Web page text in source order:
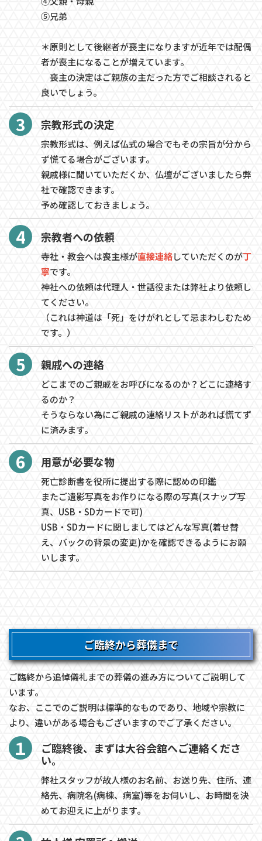
⑤兄弟
＊原則として後継者が喪主になりますが近年では配偶
者が喪主になることが増えています。
喪主の決定はご親族の主だった方でご相談されると
良いでしょう。
3 宗教形式の決定
宗教形式は、例えば仏式の場合でもその宗旨が分から
ず慌てる場合がございます。
親戚様に聞いていただくか、仏壇がございましたら弊
社で確認できます。
​​​​​​​予め確認しておきましょう。
4 宗教者への依頼
寺社・教会へは喪主様が直接連絡していただくのが丁
寧です。
神社への依頼は代理人・世話役または弊社より依頼し
てください。
（これは神道は「死」をけがれとして忌まわしむため
です。）
5 親戚への連絡
どこまでのご親戚をお呼びになるのか？どこに連絡す
るのか？
そうならない為にご親戚の連絡リストがあれば慌てず
に済みます。
6 用意が必要な物
死亡診断書を役所に提出する際に認めの印鑑
またご遺影写真をお作りになる際の写真(スナップ写
真、USB・SDカードで可)
USB・SDカードに関しましてはどんな写真(着せ替
え、バックの背景の変更)かを確認できるようにお願
いします。
ご臨終から葬儀まで
ご臨終から追悼儀礼までの葬儀の進み方についてご説明して
います。
なお、ここでのご説明は標準的なものであり、地域や宗教に
より、違いがある場合もございますのでご了承ください。
１
ご臨終後、まずは大谷会舘へご連絡くださ
い。
弊社スタッフが故人様のお名前、お送り先、住所、連
絡先、病院名(病棟、病室)等をお伺いし、お時間を決
めてお迎えに上がります。